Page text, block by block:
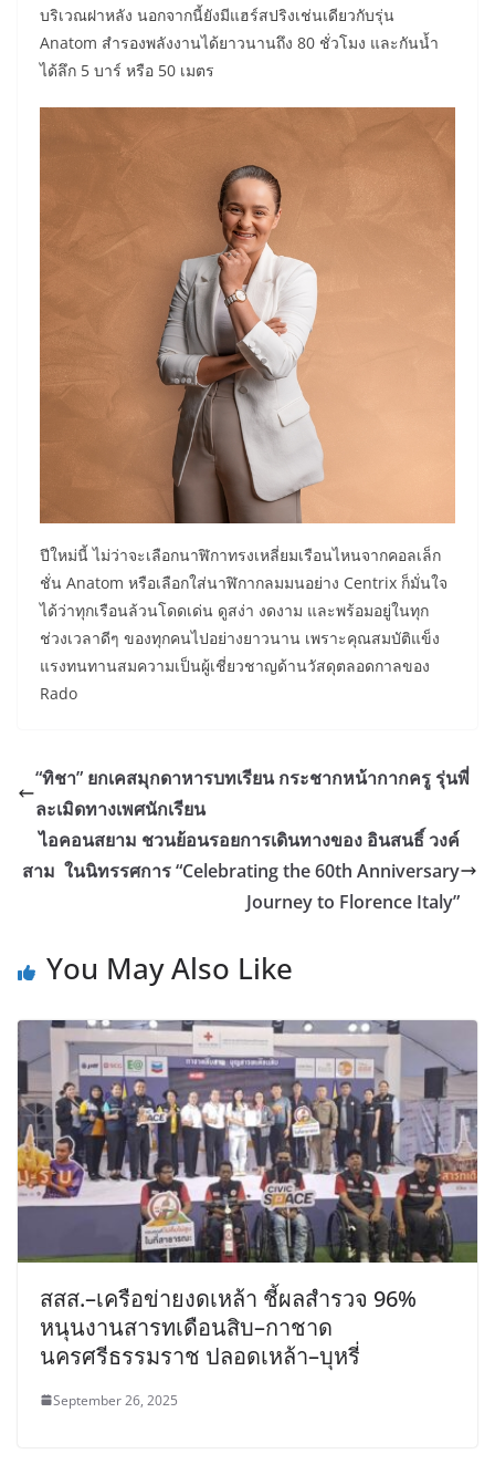
บริเวณฝาหลัง นอกจากนี้ยังมีแฮร์สปริงเช่นเดียวกับรุ่น
Anatom สำรองพลังงานได้ยาวนานถึง 80 ชั่วโมง และกันน้ำ
ได้ลึก 5 บาร์ หรือ 50 เมตร
ปีใหม่นี้ ไม่ว่าจะเลือกนาฬิกาทรงเหลี่ยมเรือนไหนจากคอลเล็ก
ชั่น Anatom หรือเลือกใส่นาฬิกากลมมนอย่าง Centrix ก็มั่นใจ
ได้ว่าทุกเรือนล้วนโดดเด่น ดูสง่า งดงาม และพร้อมอยู่ในทุก
ช่วงเวลาดีๆ ของทุกคนไปอย่างยาวนาน เพราะคุณสมบัติแข็ง
แรงทนทานสมความเป็นผู้เชี่ยวชาญด้านวัสดุตลอดกาลของ
Rado
“ทิชา” ยกเคสมุกดาหารบทเรียน กระชากหน้ากากครู รุ่นพี่
ละเมิดทางเพศนักเรียน
ไอคอนสยาม ชวนย้อนรอยการเดินทางของ อินสนธิ์ วงค์
สาม ในนิทรรศการ “Celebrating the 60th Anniversary
Journey to Florence Italy”
You May Also Like
สสส.–เครือข่ายงดเหล้า ชี้ผลสำรวจ 96%
หนุนงานสารทเดือนสิบ–กาชาด
นครศรีธรรมราช ปลอดเหล้า–บุหรี่
September 26, 2025